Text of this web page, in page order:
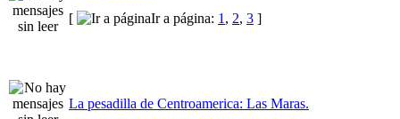
[
Ir a página: 1 , 2, 3 ]
La pesadilla de Centroamerica: Las Maras.